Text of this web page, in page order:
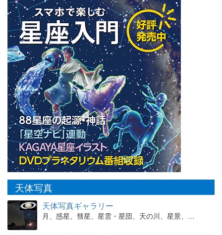
天体写真
天体写真ギャラリー
月、惑星、彗星、星雲・星団、天の川、星景、…